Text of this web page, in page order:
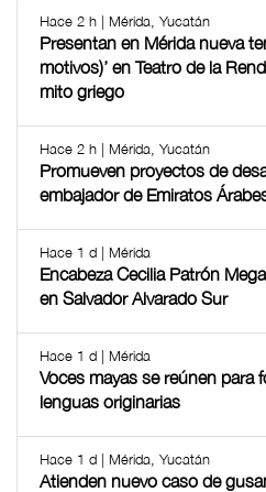
Hace 2 h | Mérida, Yucatán
Presentan en Mérida nueva
motivos)’ en Teatro de la
mito griego
Hace 2 h | Mérida, Yucatán
Promueven proyectos de
embajador de Emiratos
Hace 1 d | Mérida
Encabeza Cecilia Patrón
en Salvador Alvarado Sur
Hace 1 d | Mérida
Voces mayas se reúnen para
lenguas originarias
Hace 1 d | Mérida, Yucatán
Atienden nuevo caso de